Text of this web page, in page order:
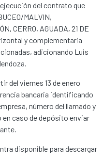
del contrato que
MALVIN,
CERRO, AGUADA, 21 DE
y complementaria
adicionando Luis
del viernes 13 de enero
bancaria identificando
número del llamado y
caso de depósito enviar
disponible para descargar